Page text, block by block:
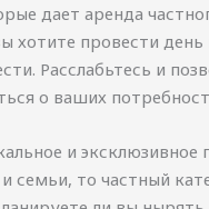
дает аренда
хотите провести
Расслабьтесь и
о ваших
и эксклюзивное
семьи, то частный